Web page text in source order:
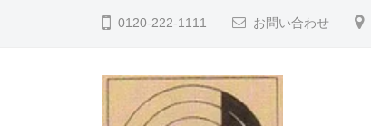
0120-222-1111 お問い合わせ